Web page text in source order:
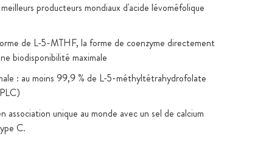
producteurs mondiaux d'acide lévoméfolique
de L-5-MTHF, la forme de coenzyme directement
biodisponibilité maximale
: au moins 99,9 % de L-5-méthyltétrahydrofolate
association unique au monde avec un sel de calcium
C.